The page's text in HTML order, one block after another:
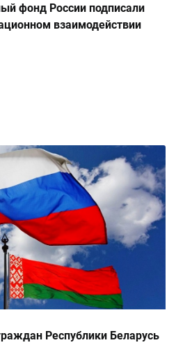
фонд России подписали
взаимодействии
Республики Беларусь